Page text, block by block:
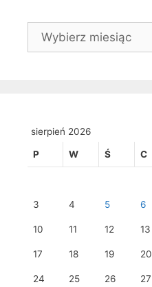
Archiwa
sierpień 2026
P W Ś C
3 4 5 6
10 11 12 13
17 18 19 20
24 25 26 27